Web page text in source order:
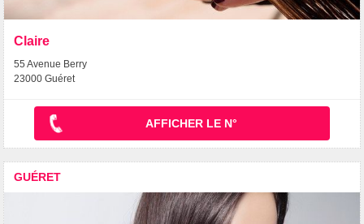
Claire
55 Avenue Berry
23000 Guéret
AFFICHER LE N°
GUÉRET